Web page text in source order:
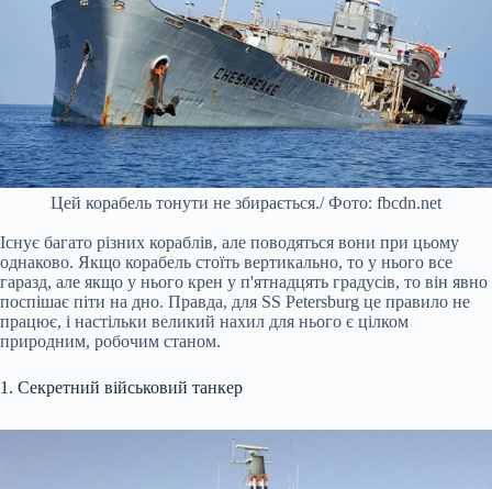
Цей корабель тонути не збирається./ Фото: fbcdn.net
Існує багато різних кораблів, але поводяться вони при цьому
однаково. Якщо корабель стоїть вертикально, то у нього все
гаразд, але якщо у нього крен у п'ятнадцять градусів, то він явно
поспішає піти на дно. Правда, для SS Petersburg це правило не
працює, і настільки великий нахил для нього є цілком
природним, робочим станом.
1. Секретний військовий танкер